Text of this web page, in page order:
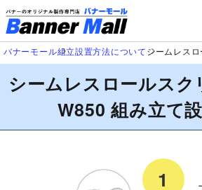
バナーモール組立設置方法についてシームレス
シームレスロールスク
W850 組み立て